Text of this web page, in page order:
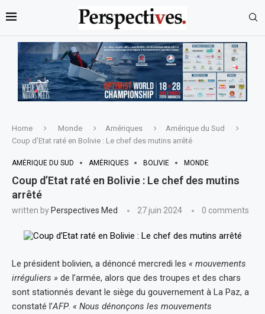
Home Monde Amériques
Amérique du Sud
Coup d’Etat raté en Bolivie : Le chef des mutins arrêté
AMÉRIQUE DU SUD AMÉRIQUES BOLIVIE MONDE
Coup d’Etat raté en Bolivie : Le chef des mutins
arrêté
written by Perspectives Med 27 juin 2024 0 comments
Le président bolivien, a dénoncé mercredi les « mouvements
irréguliers » de l’armée, alors que des troupes et des chars
sont stationnés devant le siège du gouvernement à La Paz, a
constaté l’AFP. « Nous dénonçons les mouvements